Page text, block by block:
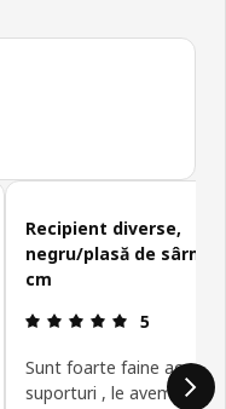
4.8 din 5 stele Total
5 din 5 stele
Recipient diverse,
negru/plasă de sârmă,
cm
5
Sunt foarte faine aceste
suporturi , le avem de 2